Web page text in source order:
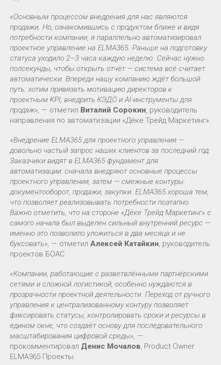
«Основным процессом внедрения для нас являются
продажи. Но, ознакомившись с продуктом ближе и видя
потребности компании, я параллельно автоматизировал
проектное управление на ELMA365. Раньше на подготовку
статуса уходило 2–3 часа каждую неделю. Сейчас нужно
полсекунды, чтобы открыть отчёт — система всё считает
автоматически. Впереди нашу компанию ждёт большой
путь: хотим привязать мотивацию директоров к
проектным KPI, внедрить КЭДО и AI-инструменты для
продаж», — отметил Виталий Сорокин, руководитель
направления по автоматизации «Дёке Трейд Маркетинг».
«Внедрение ELMA365 для проектного управления —
довольно частый запрос наших клиентов за последний год.
Заказчики видят в ELMA365 фундамент для
автоматизации: сначала внедряют основные процессы
проектного управления, затем — смежные контуры:
документооборот, продажи, закупки. ELMA365 хороша тем,
что позволяет реализовывать потребности поэтапно.
Важно отметить, что на стороне «Дёке Трейд Маркетинг» с
самого начала был выделен сильный внутренний ресурс —
именно это позволило уложиться в два месяца и не
буксовать», — отметил Алексей Катайкин, руководитель
проектов БОАС.
«Компании, работающие с разветвлёнными партнёрскими
сетями и сложной логистикой, особенно нуждаются в
прозрачности проектной деятельности. Переход от ручного
управления к централизованному контуру позволяет
фиксировать статусы, контролировать сроки и ресурсы в
едином окне, что создаёт основу для последовательного
масштабирования цифровой среды», —
прокомментировал Денис Мочалов, Product Owner
ELMA365 Проекты.